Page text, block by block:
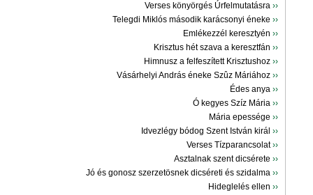
Verses könyörgés Úrfelmutatásra ››
Telegdi Miklós második karácsonyi éneke ››
Emlékezzél keresztyén ››
Krisztus hét szava a keresztfán ››
Himnusz a felfeszített Krisztushoz ››
Vásárhelyi András éneke Szûz Máriához ››
Édes anya ››
Ó kegyes Szíz Mária ››
Mária epessége ››
Idvezlégy bódog Szent István királ ››
Verses Tízparancsolat››
Asztalnak szent dicsérete ››
Jó és gonosz szerzetösnek dicséreti és szidalma ››
Hideglelés ellen ››